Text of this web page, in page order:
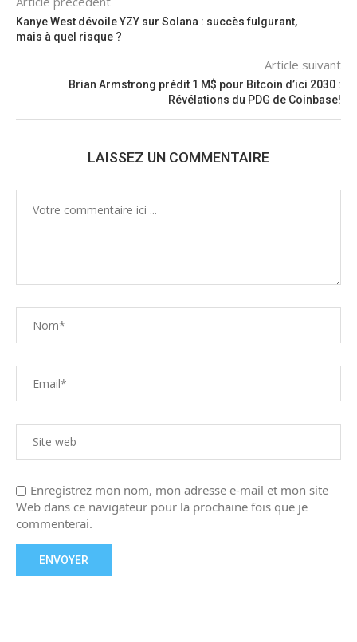
Kanye West dévoile YZY sur Solana : succès fulgurant,
mais à quel risque ?
Article suivant
Brian Armstrong prédit 1 M$ pour Bitcoin d’ici 2030 :
Révélations du PDG de Coinbase!
LAISSEZ UN COMMENTAIRE
Enregistrez mon nom, mon adresse e-mail et mon site
Web dans ce navigateur pour la prochaine fois que je
commenterai.